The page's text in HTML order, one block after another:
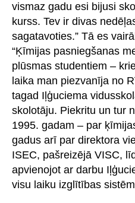
vismaz gadu esi bijusi
kurss. Tev ir divas
sagatavoties.” Tā es
“Ķīmijas pasniegšanas
plūsmas studentiem –
laika man piezvanīja no
tagad Iļģuciema
skolotāju. Piekritu un tur
1995. gadam – par
gadus arī par direktora
ISEC, pašreizējā VISC,
apvienojot ar darbu
visu laiku izglītības